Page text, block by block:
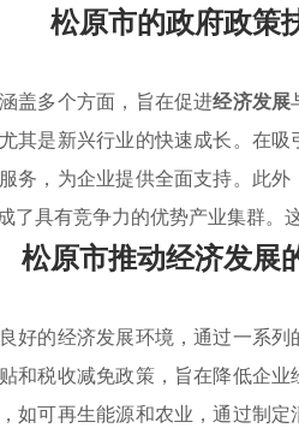
松原市的政府政策
盖多个方面，旨在促进经济发展
其是新兴行业的快速成长。在
务，为企业提供全面支持。此外
了具有竞争力的优势产业集群
松原市推动经济发展
好的经济发展环境，通过一系列
和税收减免政策，旨在降低企
如可再生能源和农业，通过制定